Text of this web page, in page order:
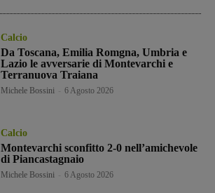
Calcio
Da Toscana, Emilia Romgna, Umbria e
Lazio le avversarie di Montevarchi e
Terranuova Traiana
Michele Bossini 6 Agosto 2026
Calcio
Montevarchi sconfitto 2-0 nell’amichevole
di Piancastagnaio
Michele Bossini 6 Agosto 2026